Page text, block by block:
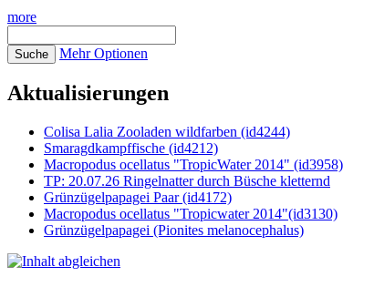
more
Mehr Optionen
Aktualisierungen
Colisa Lalia Zooladen wildfarben (id4244)
Smaragdkampffische (id4212)
Macropodus ocellatus "TropicWater 2014" (id3958)
TP: 20.07.26 Ringelnatter durch Büsche kletternd
Grünzügelpapagei Paar (id4172)
Macropodus ocellatus "Tropicwater 2014"(id3130)
Grünzügelpapagei (Pionites melanocephalus)